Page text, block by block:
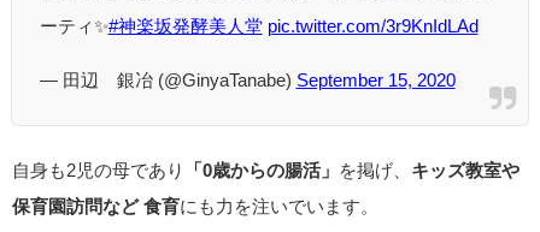
ーティ✨#神楽坂発酵美人堂 pic.twitter.com/3r9KnIdLAd
— 田辺 銀冶 (@GinyaTanabe) September 15, 2020
自身も2児の母であり 「0歳からの腸活」 を掲げ、 キッズ教室や
保育園訪問など 食育にも力を注いでいます。